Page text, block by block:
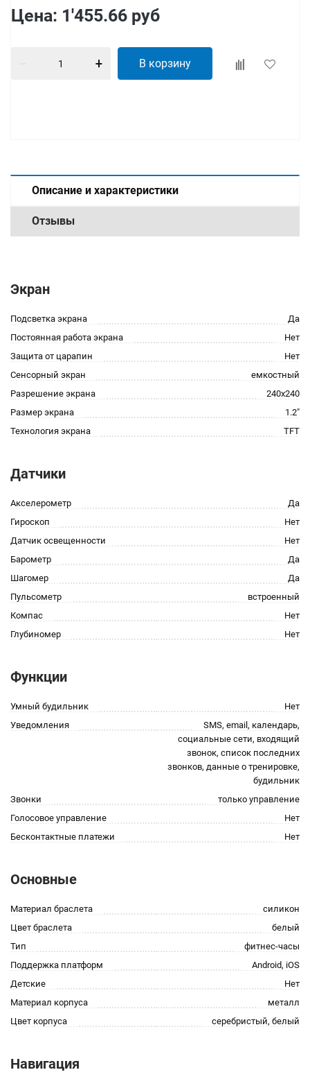
Цена: 1'455.66 руб
В корзину
Описание и характеристики
Отзывы
Экран
Подсветка экрана
Да
Постоянная работа экрана
Нет
Защита от царапин
Нет
Сенсорный экран
емкостный
Разрешение экрана
240x240
Размер экрана
1.2"
Технология экрана
TFT
Датчики
Акселерометр
Да
Гироскоп
Нет
Датчик освещенности
Нет
Барометр
Да
Шагомер
Да
Пульсометр
встроенный
Компас
Нет
Глубиномер
Нет
Функции
Умный будильник
Нет
Уведомления
SMS, email, календарь,
социальные сети, входящий
звонок, список последних
звонков, данные о тренировке,
будильник
Звонки
только управление
Голосовое управление
Нет
Бесконтактные платежи
Нет
Основные
Материал браслета
силикон
Цвет браслета
белый
Тип
фитнес-часы
Поддержка платформ
Android, iOS
Детские
Нет
Материал корпуса
металл
Цвет корпуса
серебристый, белый
Навигация